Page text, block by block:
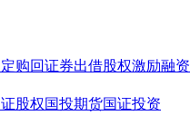
购回证券出借股权激励融资
股权国投期货国证投资